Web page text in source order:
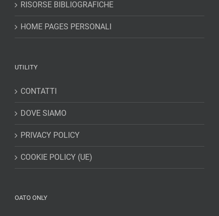
RISORSE BIBLIOGRAFICHE
HOME PAGES PERSONALI
UTILITY
CONTATTI
DOVE SIAMO
PRIVACY POLICY
COOKIE POLICY (UE)
OATO ONLY